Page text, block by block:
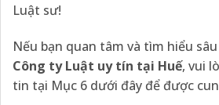
Luật sư!
Nếu bạn quan tâm và tìm hiểu
Công ty Luật uy tín tại Huế, vui
tin tại Mục 6 dưới đây để được